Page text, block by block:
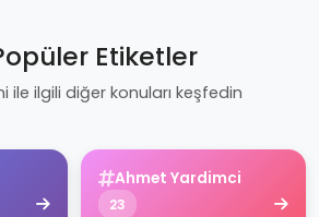
Etiketler
ile ilgili diğer konuları keşfedin
Ahmet Yardimci
23